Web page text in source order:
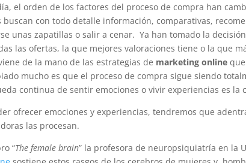
el orden de los factores del proceso de compra han
buscan con todo detalle información, comparativas,
unas zapatillas o salir a cenar. Ya han tomado la
las ofertas, la que mejores valoraciones tiene o la que
de la mano de las estrategias de marketing online
mucho es que el proceso de compra sigue siendo
continua de sentir emociones o vivir experiencias es la
ofrecer emociones y experiencias, tendremos que
las procesan.
“The female brain” la profesora de neuropsiquiatría en la